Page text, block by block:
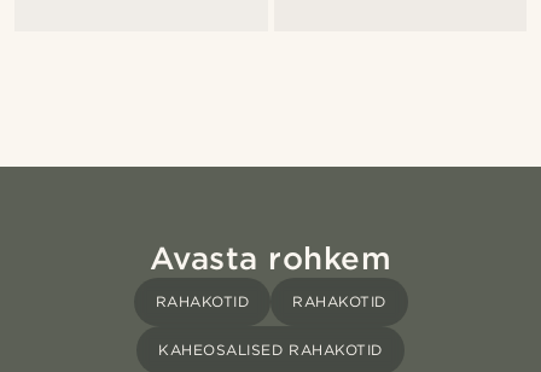
Avasta rohkem
RAHAKOTID RAHAKOTID
KAHEOSALISED RAHAKOTID